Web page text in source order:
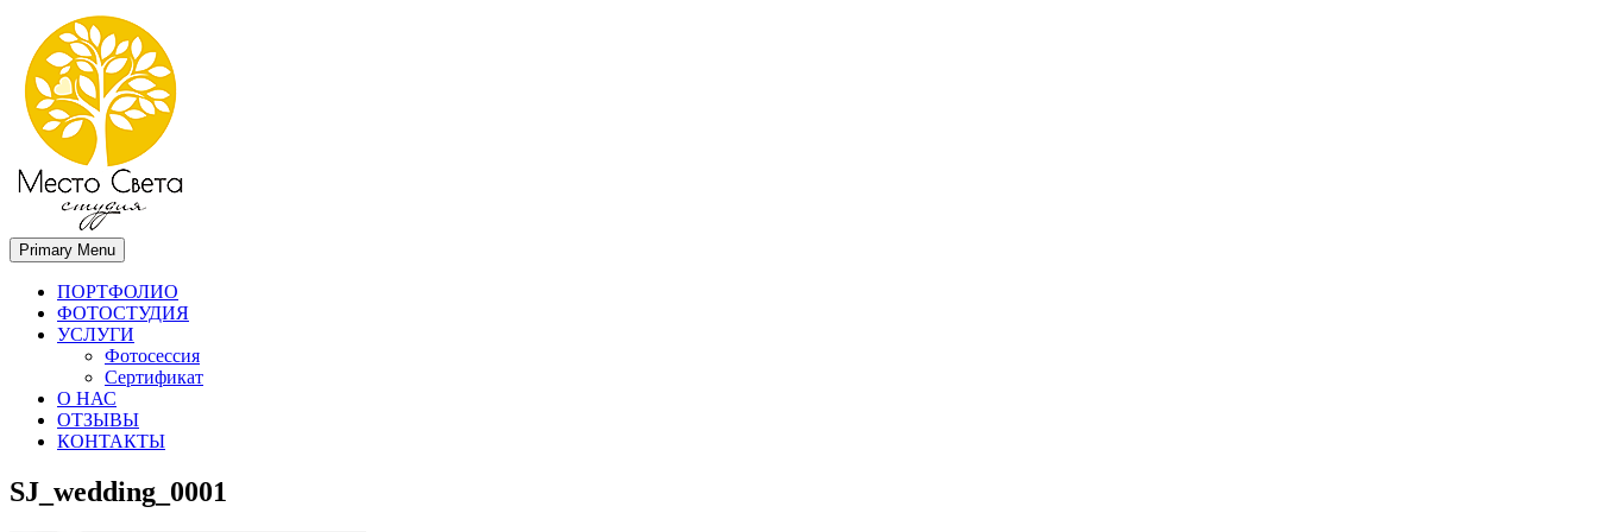
Место света. Свадебный фотограф в Орле Апальков Вячеслав
Свадебный фотограф в Орле
Primary Menu
ПОРТФОЛИО
ФОТОСТУДИЯ
УСЛУГИ
Фотосессия
Сертификат
О НАС
ОТЗЫВЫ
КОНТАКТЫ
SJ_wedding_0001